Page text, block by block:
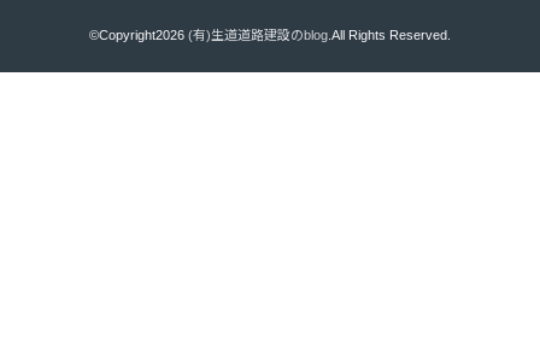
©Copyright2026 (有)生道道路建設のblog.All Rights Reserved.